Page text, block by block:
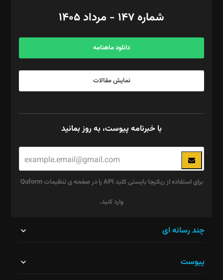
آگهی و مشترکین: ۰۹۱۹۹۹۹۰۴۵۴
شماره ۱۴۷ - مرداد ۱۴۰۵
دانلود ماهنامه
نمایش مقالات
با خبرنامه پیوست، به روز بمانید
برای استفاده از ریکپچا بایستی کلید API را در صفحه ی تنظیمات Quform
وارد کنید.
نباید
چند رسانه ای
پیوست